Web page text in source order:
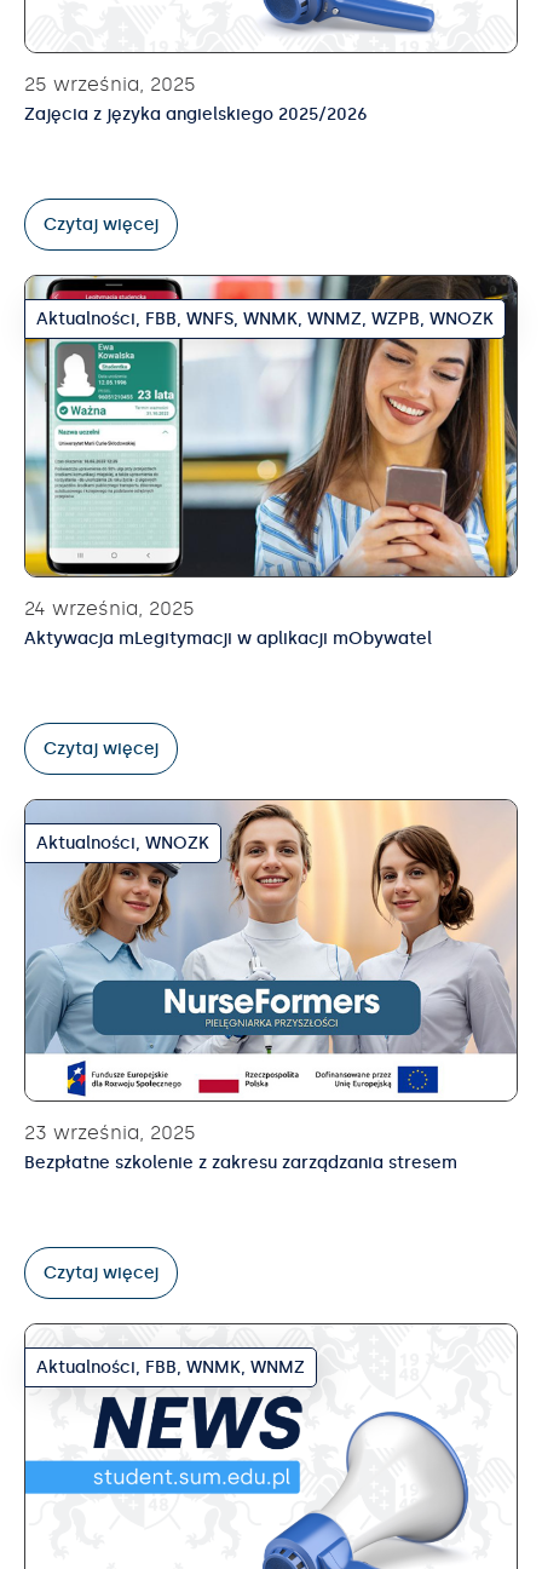
25 września, 2025
Zajęcia z języka angielskiego 2025/2026
Czytaj więcej
Aktualności, FBB, WNFS, WNMK, WNMZ, WZPB, WNOZK
24 września, 2025
Aktywacja mLegitymacji w aplikacji mObywatel
Czytaj więcej
Aktualności, WNOZK
23 września, 2025
Bezpłatne szkolenie z zakresu zarządzania stresem
Czytaj więcej
Aktualności, FBB, WNMK, WNMZ